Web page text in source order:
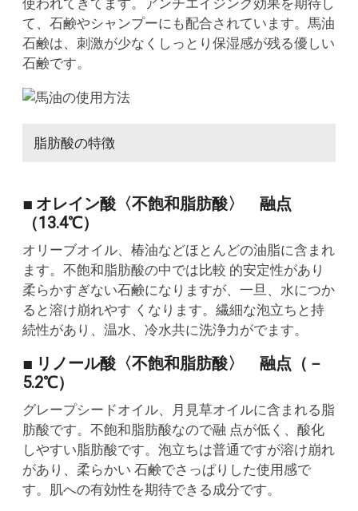
使われてきてます。アンチエイジング効果を期待し
て、石鹸やシャンプーにも配合されています。馬油
石鹸は、刺激が少なくしっとり保湿感が残る優しい
石鹸です。
脂肪酸の特徴
■ オレイン酸〈不飽和脂肪酸〉 融点
（13.4℃）
オリーブオイル、椿油などほとんどの油脂に含まれ
ます。不飽和脂肪酸の中では比較 的安定性があり
柔らかすぎない石鹸になりますが、一旦、水につか
ると溶け崩れやす くなります。繊細な泡立ちと持
続性があり、温水、冷水共に洗浄力がでます。
■ リノール酸〈不飽和脂肪酸〉 融点（－
5.2℃）
グレープシードオイル、月見草オイルに含まれる脂
肪酸です。不飽和脂肪酸なので融 点が低く、酸化
しやすい脂肪酸です。泡立ちは普通ですが溶け崩れ
があり、柔らかい 石鹸でさっぱりした使用感で
す。肌への有効性を期待できる成分です。